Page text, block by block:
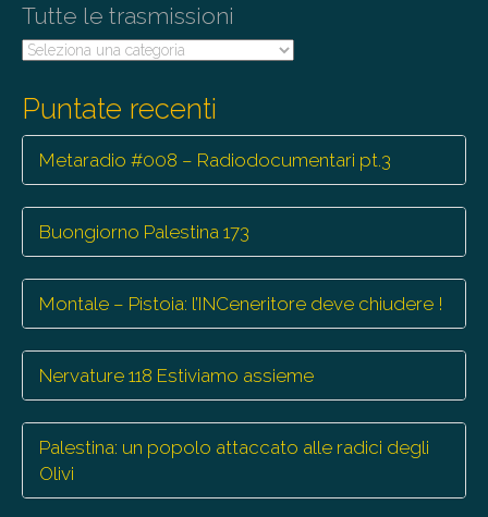
Tutte le trasmissioni
Tutte
Puntate recenti
Metaradio #008 – Radiodocumentari pt.3
Buongiorno Palestina 173
Montale – Pistoia: l’INCeneritore deve chiudere !
Nervature 118 Estiviamo assieme
Palestina: un popolo attaccato alle radici degli
Olivi